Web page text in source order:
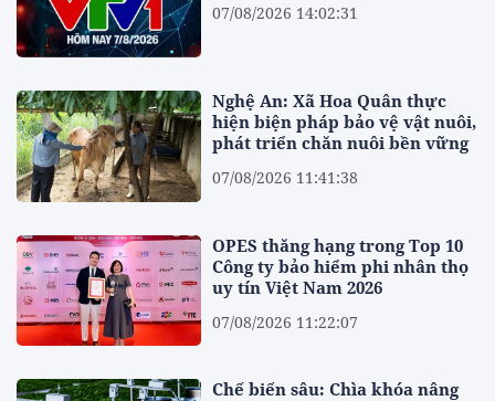
07/08/2026 14:02:31
Nghệ An: Xã Hoa Quân thực
hiện biện pháp bảo vệ vật nuôi,
phát triển chăn nuôi bền vững
07/08/2026 11:41:38
OPES thăng hạng trong Top 10
Công ty bảo hiểm phi nhân thọ
uy tín Việt Nam 2026
07/08/2026 11:22:07
Chế biến sâu: Chìa khóa nâng